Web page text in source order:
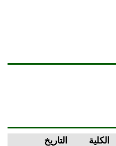
الكلية التاريخ